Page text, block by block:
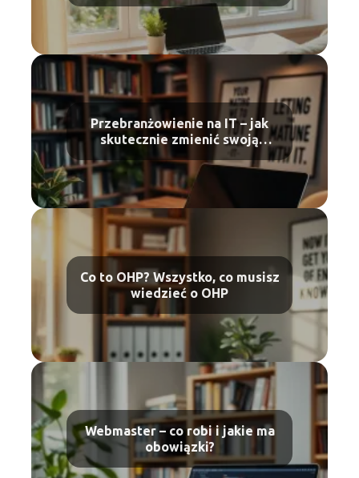
Przebranżowienie na IT – jak
skutecznie zmienić swoją
karierę?
Co to OHP? Wszystko, co musisz
wiedzieć o OHP
Webmaster – co robi i jakie ma
obowiązki?